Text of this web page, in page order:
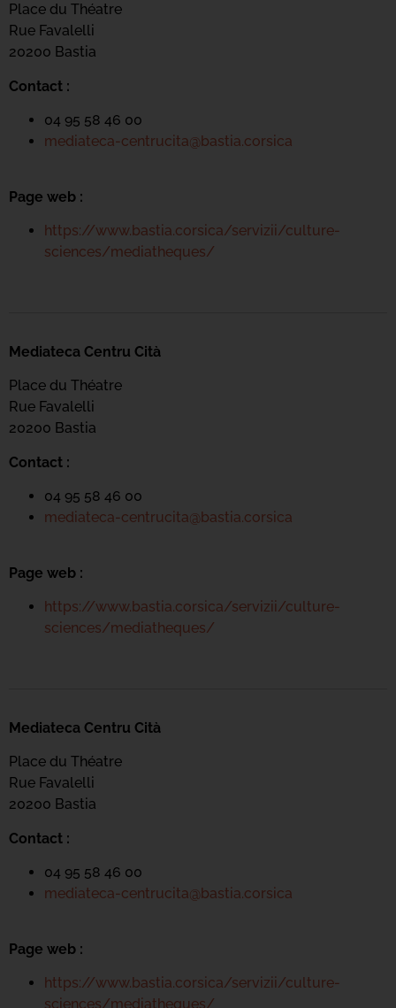
Place du Théatre
Rue Favalelli
20200 Bastia
Contact :
04 95 58 46 00
mediateca-centrucita@bastia.corsica
Page web :
https://www.bastia.corsica/servizii/culture-
sciences/mediatheques/
Mediateca Centru Cità
Place du Théatre
Rue Favalelli
20200 Bastia
Contact :
04 95 58 46 00
mediateca-centrucita@bastia.corsica
Page web :
https://www.bastia.corsica/servizii/culture-
sciences/mediatheques/
Mediateca Centru Cità
Place du Théatre
Rue Favalelli
20200 Bastia
Contact :
04 95 58 46 00
mediateca-centrucita@bastia.corsica
Page web :
https://www.bastia.corsica/servizii/culture-
sciences/mediatheques/